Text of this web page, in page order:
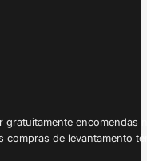
gratuitamente
compras de levantamento